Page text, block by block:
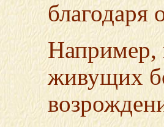
Например,
живущих